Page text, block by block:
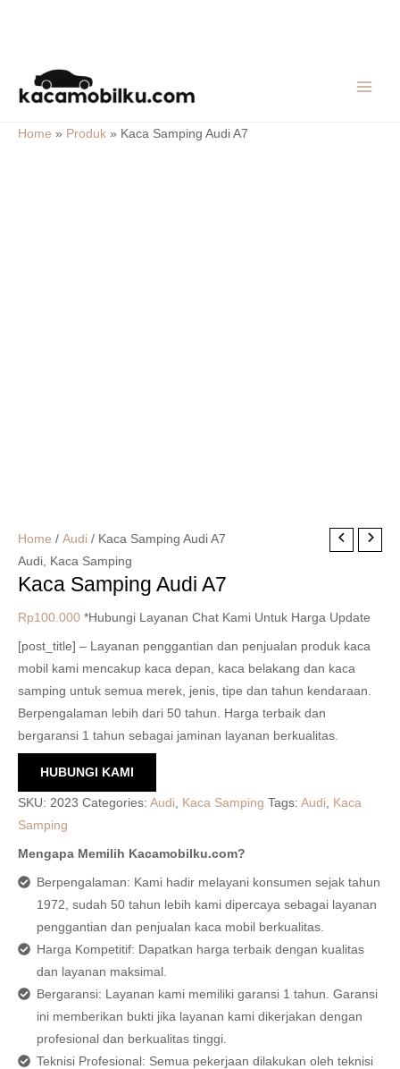
content
Home » Produk » Kaca Samping Audi A7
Home / Audi / Kaca Samping Audi A7
Audi, Kaca Samping
Kaca Samping Audi A7
Rp100.000 *Hubungi Layanan Chat Kami Untuk Harga Update
[post_title] – Layanan penggantian dan penjualan produk kaca
mobil kami mencakup kaca depan, kaca belakang dan kaca
samping untuk semua merek, jenis, tipe dan tahun kendaraan.
Berpengalaman lebih dari 50 tahun. Harga terbaik dan
bergaransi 1 tahun sebagai jaminan layanan berkualitas.
HUBUNGI KAMI
SKU: 2023 Categories: Audi, Kaca Samping Tags: Audi, Kaca
Samping
Mengapa Memilih Kacamobilku.com?
Berpengalaman: Kami hadir melayani konsumen sejak tahun
1972, sudah 50 tahun lebih kami dipercaya sebagai layanan
penggantian dan penjualan kaca mobil berkualitas.
Harga Kompetitif: Dapatkan harga terbaik dengan kualitas
dan layanan maksimal.
Bergaransi: Layanan kami memiliki garansi 1 tahun. Garansi
ini memberikan bukti jika layanan kami dikerjakan dengan
profesional dan berkualitas tinggi.
Teknisi Profesional: Semua pekerjaan dilakukan oleh teknisi